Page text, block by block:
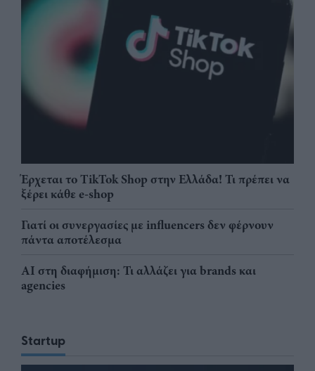
Έρχεται το TikTok Shop στην Ελλάδα! Τι πρέπει να
ξέρει κάθε e-shop
Γιατί οι συνεργασίες με influencers δεν φέρνουν
πάντα αποτέλεσμα
AI στη διαφήμιση: Τι αλλάζει για brands και
agencies
Startup